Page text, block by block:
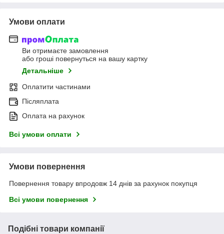
Умови оплати
Ви отримаєте замовлення
або гроші повернуться на вашу картку
Детальніше
Оплатити частинами
Післяплата
Оплата на рахунок
Всі умови оплати
Умови повернення
Повернення товару впродовж 14 днів за рахунок покупця
Всі умови повернення
Подібні товари компанії